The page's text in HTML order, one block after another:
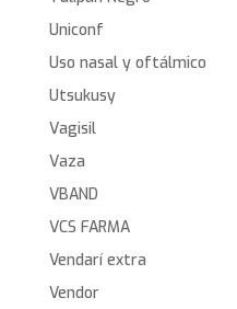
Uniconf
Uso nasal y oftálmico
Utsukusy
Vagisil
Vaza
VBAND
VCS FARMA
Vendarí extra
Vendor